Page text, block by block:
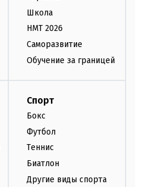
Школа
НМТ 2026
Саморазвитие
Обучение за границей
Спорт
Бокс
Футбол
Теннис
Биатлон
Другие виды спорта